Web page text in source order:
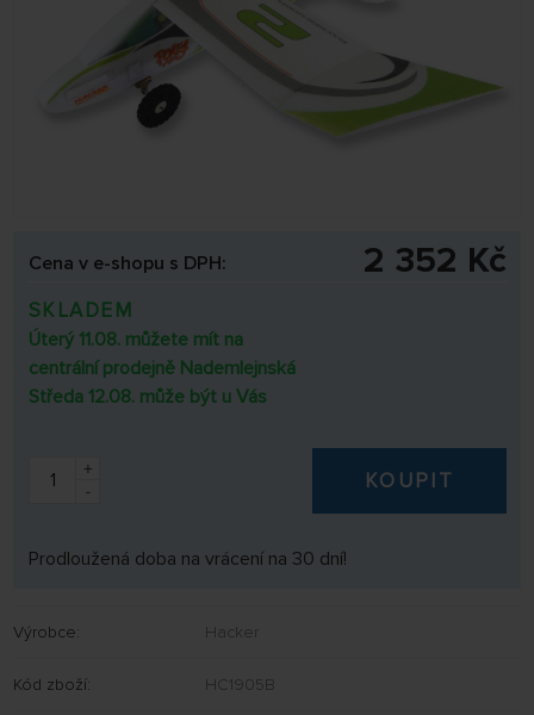
Cena v e-shopu s DPH: 2 352 Kč
SKLADEM
Úterý 11.08. můžete mít na
centrální prodejně Nademlejnská
Středa 12.08. může být u Vás
+
-
KOUPIT
Prodloužená doba na vrácení na 30 dní!
Výrobce: Hacker
Kód zboží: HC1905B